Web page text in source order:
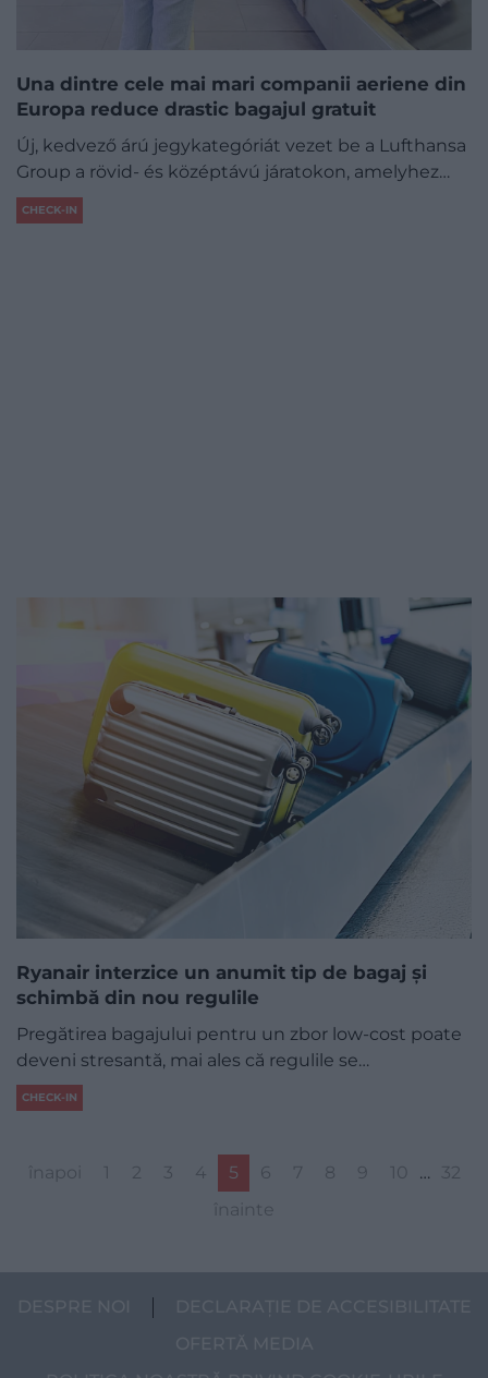
Una dintre cele mai mari companii aeriene din
Europa reduce drastic bagajul gratuit
Új, kedvező árú jegykategóriát vezet be a Lufthansa
Group a rövid- és középtávú járatokon, amelyhez…
CHECK-IN
Ryanair interzice un anumit tip de bagaj și
schimbă din nou regulile
Pregătirea bagajului pentru un zbor low-cost poate
deveni stresantă, mai ales că regulile se…
CHECK-IN
înapoi 2 3 4 5 6 7 8 9 10 …
32
înainte